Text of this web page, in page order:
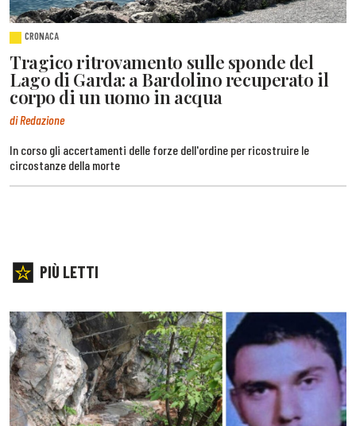
CRONACA
Tragico ritrovamento sulle sponde del
Lago di Garda: a Bardolino recuperato il
corpo di un uomo in acqua
di Redazione
In corso gli accertamenti delle forze dell'ordine per ricostruire le
circostanze della morte
PIÙ LETTI